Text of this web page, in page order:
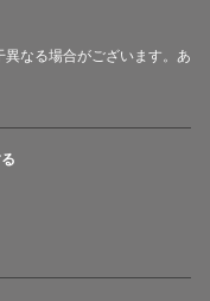
なる場合がございます。あ